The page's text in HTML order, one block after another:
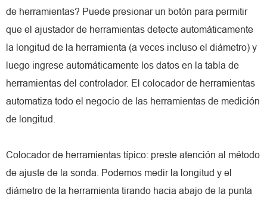
de herramientas? Puede presionar un botón para permitir
que el ajustador de herramientas detecte automáticamente
la longitud de la herramienta (a veces incluso el diámetro) y
luego ingrese automáticamente los datos en la tabla de
herramientas del controlador. El colocador de herramientas
automatiza todo el negocio de las herramientas de medición
de longitud.
Colocador de herramientas típico: preste atención al método
de ajuste de la sonda. Podemos medir la longitud y el
diámetro de la herramienta tirando hacia abajo de la punta